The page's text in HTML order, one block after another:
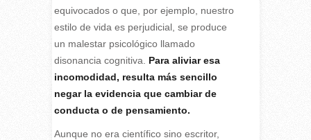
equivocados o que, por ejemplo, nuestro
estilo de vida es perjudicial, se produce
un malestar psicológico llamado
disonancia cognitiva. Para aliviar esa
incomodidad, resulta más sencillo
negar la evidencia que cambiar de
conducta o de pensamiento.
Aunque no era científico sino escritor,